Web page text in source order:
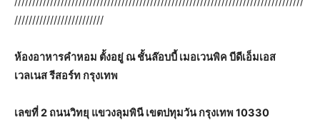
/////////////////////////
ห้องอาหารคำหอม ตั้งอยู่ ณ ชั้นล๊อบบี้ เมอเวนพิค บีดีเอ็มเอส
เวลเนส รีสอร์ท กรุงเทพ
เลขที่ 2 ถนนวิทยุ แขวงลุมพินี เขตปทุมวัน กรุงเทพ 10330